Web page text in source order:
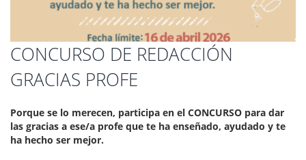
CONCURSO DE REDACCIÓN
GRACIAS PROFE
Porque se lo merecen, participa en el CONCURSO para dar
las gracias a ese/a profe que te ha enseñado, ayudado y te
ha hecho ser mejor.
Saltar
al
comienzo
de
galería
de
imágenes